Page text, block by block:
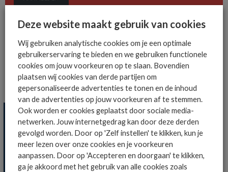
MEER SECURITY NIEUWS
Deze website maakt gebruik van cookies
Wij gebruiken analytische cookies om je een optimale
gebruikerservaring te bieden en we gebruiken functionele
cookies om jouw voorkeuren op te slaan. Bovendien
plaatsen wij cookies van derde partijen om
gepersonaliseerde advertenties te tonen en de inhoud
van de advertenties op jouw voorkeuren af te stemmen.
Ook worden er cookies geplaatst door sociale media-
netwerken. Jouw internetgedrag kan door deze derden
gevolgd worden. Door op 'Zelf instellen' te klikken, kun je
meer lezen over onze cookies en je voorkeuren
aanpassen. Door op 'Accepteren en doorgaan' te klikken,
ga je akkoord met het gebruik van alle cookies zoals